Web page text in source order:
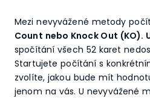
Mezi nevyvážené metody
Count nebo Knock Out
spočítání všech 52 karet
Startujete počítání s
zvolíte, jakou bude mít
jenom na vás. U nevyvážené